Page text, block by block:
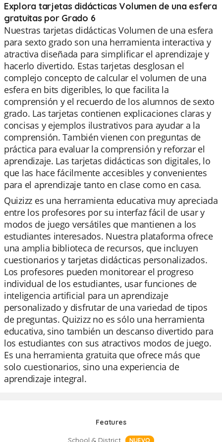
Explora tarjetas didácticas Volumen de una esfera
gratuitas por Grado 6
Nuestras tarjetas didácticas Volumen de una esfera
para sexto grado son una herramienta interactiva y
atractiva diseñada para simplificar el aprendizaje y
hacerlo divertido. Estas tarjetas desglosan el
complejo concepto de calcular el volumen de una
esfera en bits digeribles, lo que facilita la
comprensión y el recuerdo de los alumnos de sexto
grado. Las tarjetas contienen explicaciones claras y
concisas y ejemplos ilustrativos para ayudar a la
comprensión. También vienen con preguntas de
práctica para evaluar la comprensión y reforzar el
aprendizaje. Las tarjetas didácticas son digitales, lo
que las hace fácilmente accesibles y convenientes
para el aprendizaje tanto en clase como en casa.
Quizizz es una herramienta educativa muy apreciada
entre los profesores por su interfaz fácil de usar y
modos de juego versátiles que mantienen a los
estudiantes interesados. Nuestra plataforma ofrece
una amplia biblioteca de recursos, que incluyen
cuestionarios y tarjetas didácticas personalizados.
Los profesores pueden monitorear el progreso
individual de los estudiantes, usar funciones de
inteligencia artificial para un aprendizaje
personalizado y disfrutar de una variedad de tipos
de preguntas. Quizizz no es sólo una herramienta
educativa, sino también un descanso divertido para
los estudiantes con sus atractivos modos de juego.
Es una herramienta gratuita que ofrece más que
solo cuestionarios, sino una experiencia de
aprendizaje integral.
Features
School & District
NUEVO